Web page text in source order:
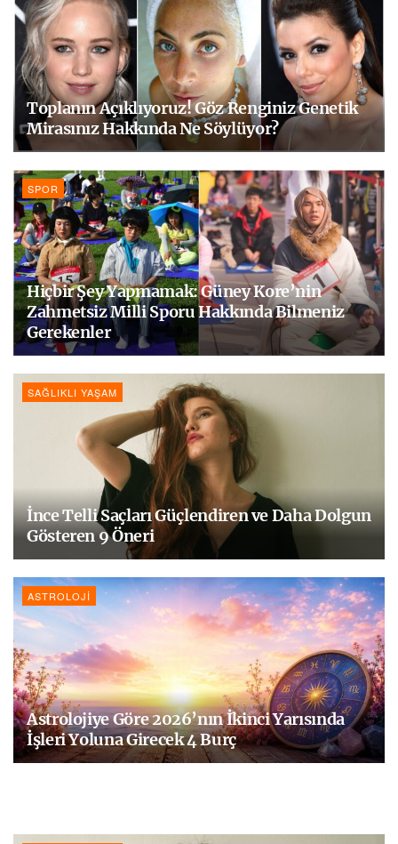
Toplanın Açıklıyoruz! Göz Renginiz Genetik
Mirasınız Hakkında Ne Söylüyor?
SPOR
Hiçbir Şey Yapmamak: Güney Kore’nin
Zahmetsiz Milli Sporu Hakkında Bilmeniz
Gerekenler
SAĞLIKLI YAŞAM
İnce Telli Saçları Güçlendiren ve Daha Dolgun
Gösteren 9 Öneri
ASTROLOJI
Astrolojiye Göre 2026’nın İkinci Yarısında
İşleri Yoluna Girecek 4 Burç